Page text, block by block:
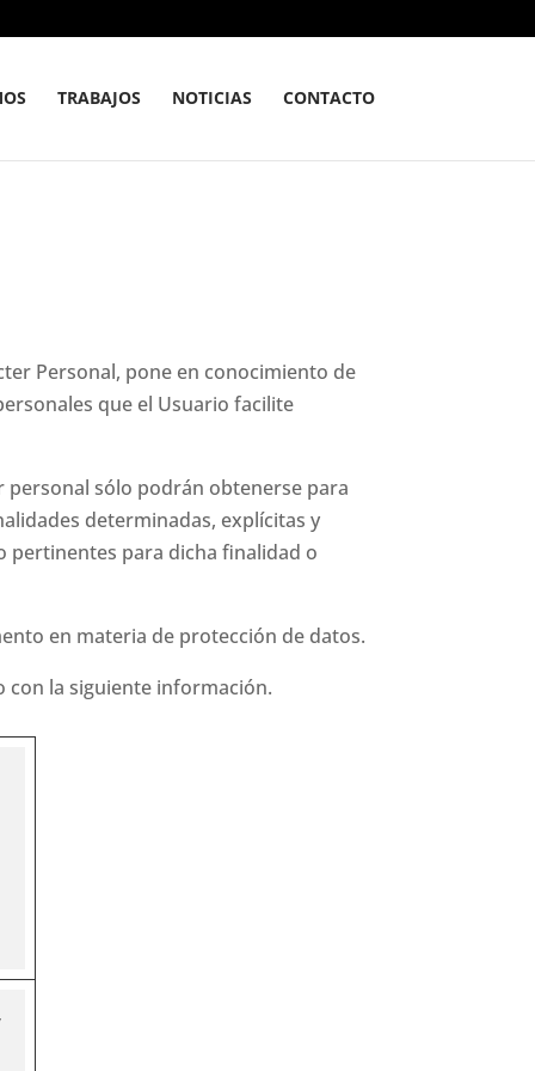
TRABAJOS NOTICIAS CONTACTO
Personal, pone en conocimiento de
que el Usuario facilite
personal sólo podrán obtenerse para
determinadas, explícitas y
pertinentes para dicha finalidad o
en materia de protección de datos.
con la siguiente información.